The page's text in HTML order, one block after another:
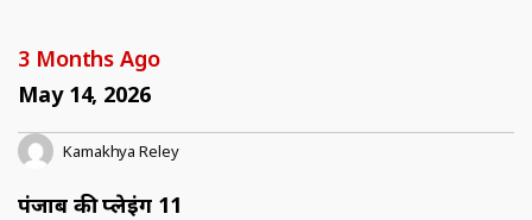
3 Months Ago
May 14, 2026
Kamakhya Reley
पंजाब की प्लेइंग 11